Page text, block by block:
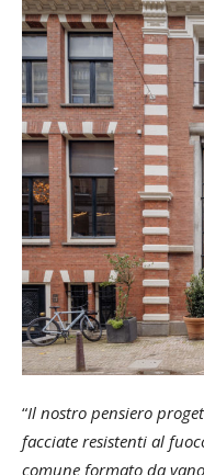
“Il nostro pensiero
facciate resistenti al
comune formato da